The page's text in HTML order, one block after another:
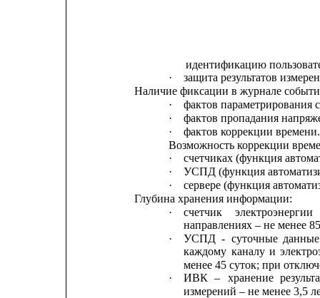
идентификацию
·
защита результатов
Наличие фиксации в журнале
·
фактов параметрирования
·
фактов пропадания
·
фактов коррекции времени.
Возможность коррекции
·
счетчиках (функция
·
УСПД (функция
·
сервере (функция
Глубина хранения информации:
·
счетчик
электроэнергии
направлениях – не менее
·
УСПД - суточные данные
каждому каналу и
менее 45 суток; при
·
ИВК – хранение
измерений – не менее 3,5